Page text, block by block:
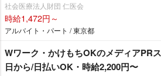
社会医療法人財団 仁医会
時給1,472円～
アルバイト・パート / 東京都
Wワーク・かけもちOKのメディアPR
日から/日払いOK・時給2,200円〜